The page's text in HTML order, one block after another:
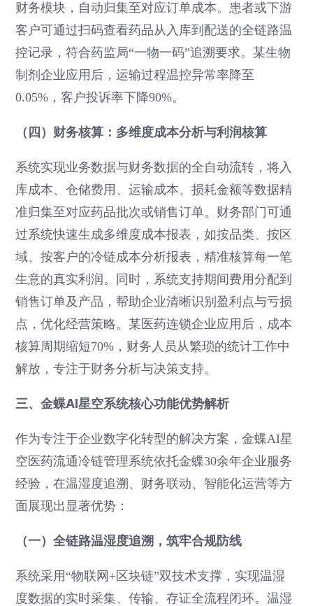
财务模块，自动归集至对应订单成本。患者或下游
客户可通过扫码查看药品从入库到配送的全链路温
控记录，符合药监局“一物一码”追溯要求。某生物
制剂企业应用后，运输过程温控异常率降至
0.05%，客户投诉率下降90%。
（四）财务核算：多维度成本分析与利润核算
系统实现业务数据与财务数据的全自动流转，将入
库成本、仓储费用、运输成本、损耗金额等数据精
准归集至对应药品批次或销售订单。财务部门可通
过系统快速生成多维度成本报表，如按品类、按区
域、按客户的冷链成本分析报表，精准核算每一笔
生意的真实利润。同时，系统支持期间费用分配到
销售订单及产品，帮助企业清晰识别盈利点与亏损
点，优化经营策略。某医药连锁企业应用后，成本
核算周期缩短70%，财务人员从繁琐的统计工作中
解放，专注于财务分析与决策支持。
三、金蝶AI星空系统核心功能优势解析
作为专注于企业数字化转型的解决方案，金蝶AI星
空医药流通冷链管理系统依托金蝶30余年企业服务
经验，在温湿度追溯、财务联动、智能化运营等方
面展现出显著优势：
（一）全链路温湿度追溯，筑牢合规防线
系统采用“物联网+区块链”双技术支撑，实现温湿
度数据的实时采集、传输、存证全流程闭环。温湿